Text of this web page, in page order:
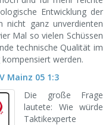
Entwicklung der
nicht ganz unverdienten
Mal so vielen Schüssen
technische Qualität im
werden.
Mainz 05 1:3
Die große Frage
lautete: Wie würde
Taktikexperte